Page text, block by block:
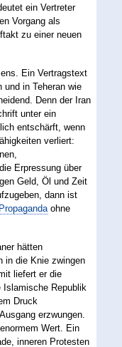
ein Vertreter
Vorgang als
zu einer neuen
Ein Vertragstext
und in Teheran wie
Denn der Iran
unter ein
entschärft, wenn
verliert:
Erpressung über
Geld, Öl und Zeit
dann ist
Propaganda ohne
hätten
in die Knie zwingen
liefert er die
Islamische Republik
Druck
erzwungen.
Wert. Ein
inneren Protesten